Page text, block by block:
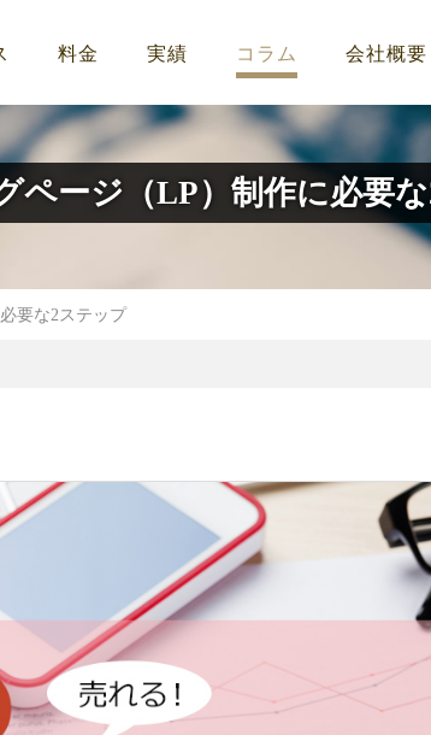
料金 実績 コラム 会社概要
ページ（LP）制作に必要
要な2ステップ